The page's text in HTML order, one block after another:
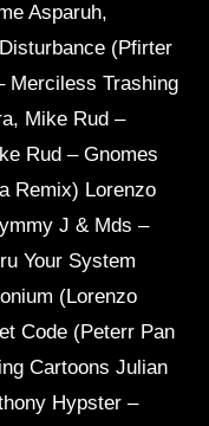
Asparuh,
(Pfirter
Merciless Trashing
Mike Rud –
Rud – Gnomes
Remix) Lorenzo
J & Mds –
Your System
(Lorenzo
Code (Peterr Pan
Cartoons Julian
Hypster –